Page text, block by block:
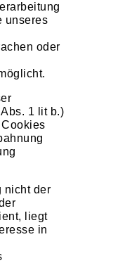
unseres
oder
1 lit b.)
nicht der
liegt
in